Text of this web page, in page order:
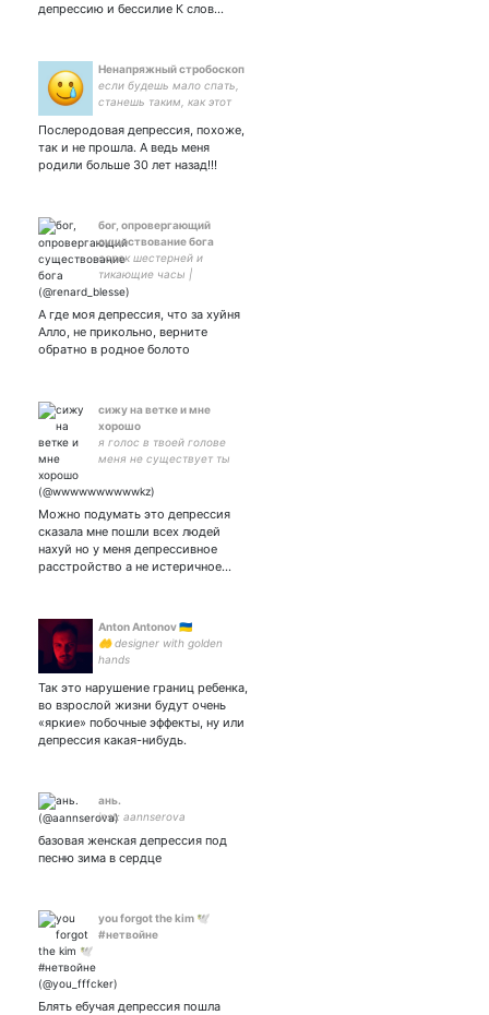
депрессию и бессилие К слов…
Ненапряжный стробоскоп
если будешь мало спать,
станешь таким, как этот
Послеродовая депрессия, похоже,
так и не прошла. А ведь меня
родили больше 30 лет назад!!!
бог, опровергающий
существование бога
сорок шестерней и
тикающие часы |
мультименструалист-
А где моя депрессия, что за хуйня
Алло, не прикольно, верните
обратно в родное болото
сижу на ветке и мне
хорошо
я голос в твоей голове
меня не существует ты
Можно подумать это депрессия
сказала мне пошли всех людей
нахуй но у меня депрессивное
расстройство а не истеричное…
Anton Antonov 🇺🇦
🤲 designer with golden
hands
Так это нарушение границ ребенка,
во взрослой жизни будут очень
«яркие» побочные эффекты, ну или
депрессия какая-нибудь.
ань.
inst: aannserova
базовая женская депрессия под
песню зима в сердце
you forgot the kim 🕊
#нетвойне
Блять ебучая депрессия пошла